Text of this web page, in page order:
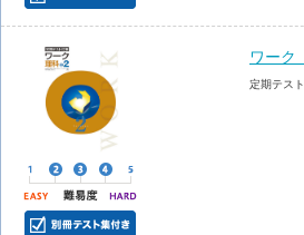
ワー
定期テス